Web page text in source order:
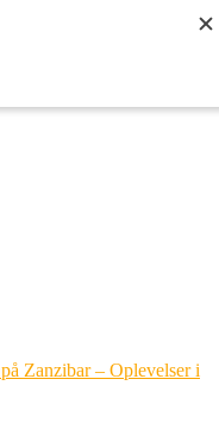
Zanzibar – Oplevelser i